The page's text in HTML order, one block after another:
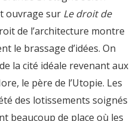
ouvrage sur Le droit de
de l’architecture montre
le brassage d’idées. On
la cité idéale revenant aux
le père de l’Utopie. Les
des lotissements soignés
beaucoup de place où les